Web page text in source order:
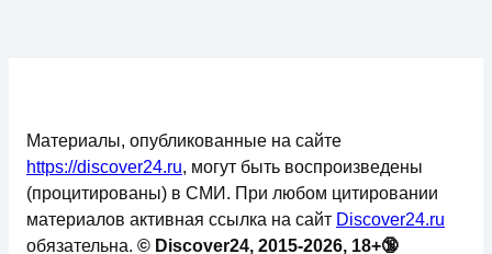
Материалы, опубликованные на сайте
https://discover24.ru, могут быть воспроизведены
(процитированы) в СМИ. При любом цитировании
материалов активная ссылка на сайт Discover24.ru
обязательна. © Discover24, 2015-2026, 18+🔞